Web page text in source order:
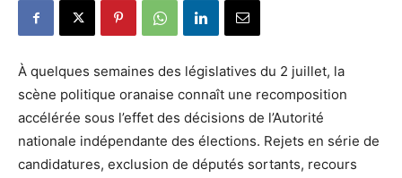
À quelques semaines des législatives du 2 juillet, la
scène politique oranaise connaît une recomposition
accélérée sous l’effet des décisions de l’Autorité
nationale indépendante des élections. Rejets en série de
candidatures, exclusion de députés sortants, recours